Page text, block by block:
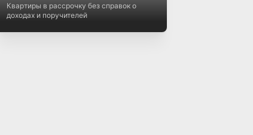
Квартиры в рассрочку без справок о
доходах и поручителей